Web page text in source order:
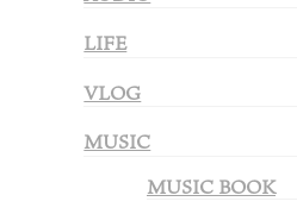
LIFE
VLOG
MUSIC
MUSIC BOOK